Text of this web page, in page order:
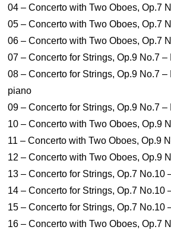
04 – Concerto with Two Oboes, Op.7
05 – Concerto with Two Oboes, Op.7
06 – Concerto with Two Oboes, Op.7
07 – Concerto for Strings, Op.9 No.7 –
08 – Concerto for Strings, Op.9 No.7 –
piano
09 – Concerto for Strings, Op.9 No.7 –
10 – Concerto with Two Oboes, Op.9
11 – Concerto with Two Oboes, Op.9
12 – Concerto with Two Oboes, Op.9
13 – Concerto for Strings, Op.7 No.10
14 – Concerto for Strings, Op.7 No.10
15 – Concerto for Strings, Op.7 No.10
16 – Concerto with Two Oboes, Op.7